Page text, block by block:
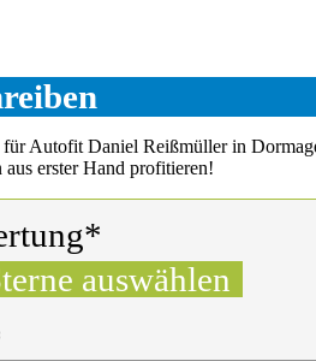
Autofit Daniel Reißmüller in
erster Hand profitieren!
auswählen